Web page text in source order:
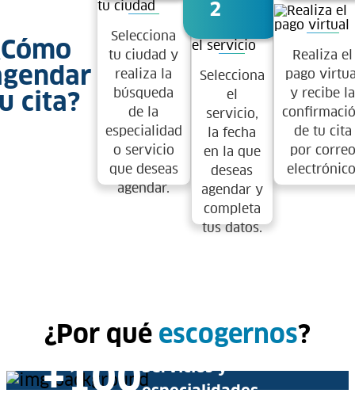
cita?
Selecciona
tu ciudad y
realiza la
búsqueda
de la
especialidad
o servicio
que deseas
agendar.
2
Selecciona
el
servicio,
la fecha
en la que
deseas
agendar y
completa
tus datos.
Realiza el
pago
y recibe la
de tu cita
por correo
¿Por qué escogernos?
+100Servicios y
especialidades